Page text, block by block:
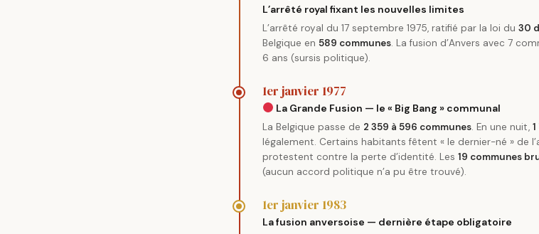
L’arrêté royal fixant les nouvelles limites
L’arrêté royal du 17 septembre 1975, ratifié par la loi du30
Belgique en 589 communes. La fusion d’Anvers avec 7
6 ans (sursis politique).
1er janvier 1977
La Grande Fusion — le « Big Bang » communal
La Belgique passe de 2 359 à 596 communes. En une nuit,
légalement. Certains habitants fêtent « le dernier-né » de
protestent contre la perte d’identité. Les19 communes
(aucun accord politique n’a pu être trouvé).
1er janvier 1983
La fusion anversoise — dernière étape obligatoire